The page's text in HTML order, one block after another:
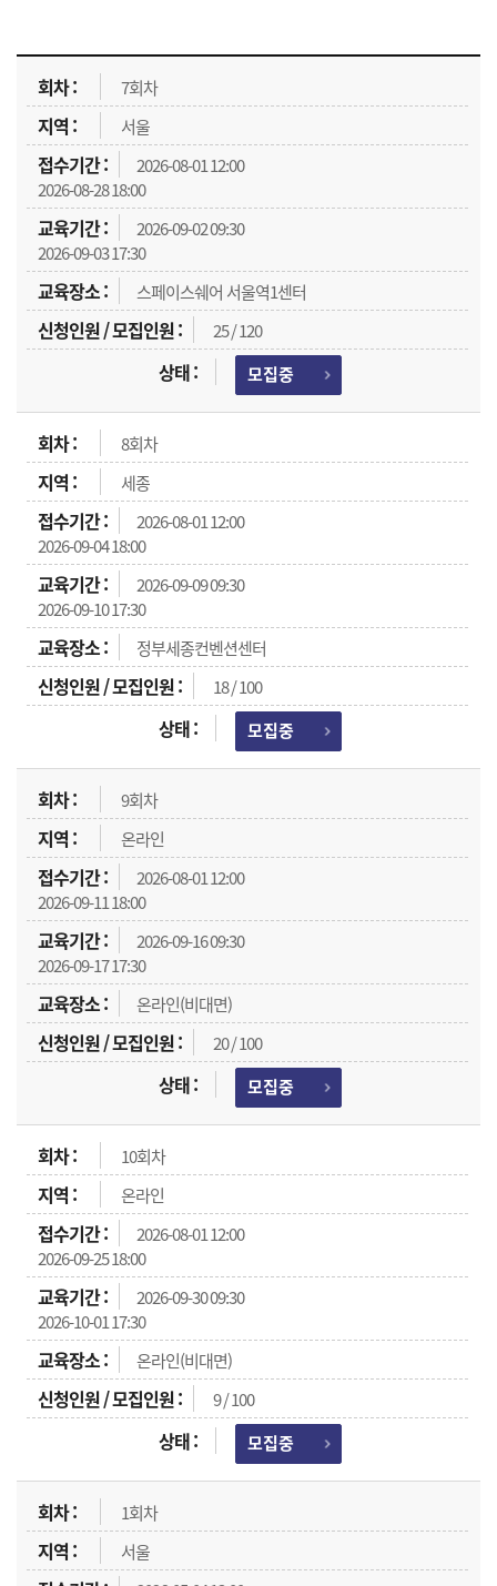
교육신청 목록을 나타낸 표로 회차, 지역, 접수기간, 교육기간, 교육장소, 신청인원/모집인원, 상태로 나뉘어 설명합니다.
7회차
서울
2026-08-01 12:00
2026-08-28 18:00
2026-09-02 09:30
2026-09-03 17:30
스페이스쉐어 서울역1센터
25 / 120
모집중
8회차
세종
2026-08-01 12:00
2026-09-04 18:00
2026-09-09 09:30
2026-09-10 17:30
정부세종컨벤션센터
18 / 100
모집중
9회차
온라인
2026-08-01 12:00
2026-09-11 18:00
2026-09-16 09:30
2026-09-17 17:30
온라인(비대면)
20 / 100
모집중
10회차
온라인
2026-08-01 12:00
2026-09-25 18:00
2026-09-30 09:30
2026-10-01 17:30
온라인(비대면)
9 / 100
모집중
1회차
서울